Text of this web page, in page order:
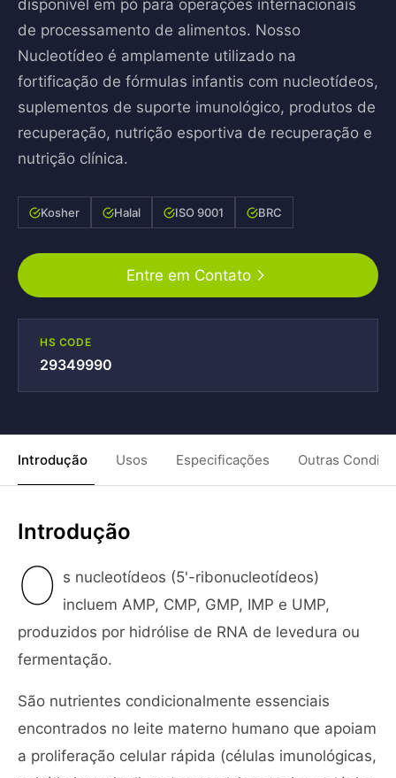
disponível em pó para operações internacionais
de processamento de alimentos. Nosso
Nucleotídeo é amplamente utilizado na
fortificação de fórmulas infantis com nucleotídeos,
suplementos de suporte imunológico, produtos de
recuperação, nutrição esportiva de recuperação e
nutrição clínica.
Kosher Halal ISO 9001 BRC
Entre em Contato
HS CODE
29349990
Introdução Usos Especificações Outras
Introdução
O s nucleotídeos (5'-ribonucleotídeos)
incluem AMP, CMP, GMP, IMP e UMP,
produzidos por hidrólise de RNA de levedura ou
fermentação.
São nutrientes condicionalmente essenciais
encontrados no leite materno humano que apoiam
a proliferação celular rápida (células imunológicas,